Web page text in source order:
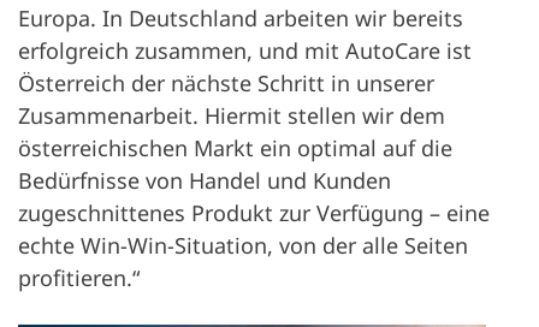
Europa. In Deutschland arbeiten wir bereits
erfolgreich zusammen, und mit AutoCare ist
Österreich der nächste Schritt in unserer
Zusammenarbeit. Hiermit stellen wir dem
österreichischen Markt ein optimal auf die
Bedürfnisse von Handel und Kunden
zugeschnittenes Produkt zur Verfügung – eine
echte Win-Win-Situation, von der alle Seiten
profitieren.“